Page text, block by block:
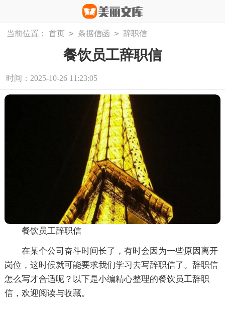
当前位置： 首页 > 条据信函 > 辞职信
餐饮员工辞职信
时间：2025-10-26 11:23:05
餐饮员工辞职信
在某个公司奋斗时间长了，有时会因为一些原因离开
岗位，这时候就可能要求我们学习去写辞职信了。辞职信
怎么写才合适呢？以下是小编精心整理的餐饮员工辞职
信，欢迎阅读与收藏。